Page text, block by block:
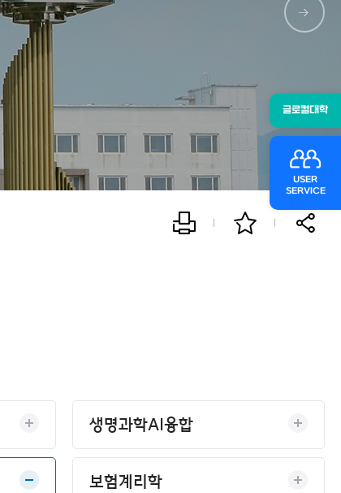
글로컬대학
USER
SERVICE
생명과학AI융합
보험계리학